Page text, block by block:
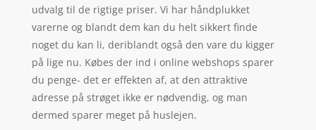
udvalg til de rigtige priser. Vi har håndplukket
varerne og blandt dem kan du helt sikkert finde
noget du kan li, deriblandt også den vare du kigger
på lige nu. Købes der ind i online webshops sparer
du penge- det er effekten af, at den attraktive
adresse på strøget ikke er nødvendig, og man
dermed sparer meget på huslejen.